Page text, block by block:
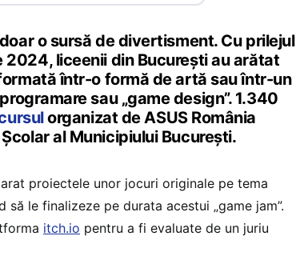
o sursă de divertisment. Cu prilejul
2024, liceenii din București au arătat
într-o formă de artă sau într-un
sau „game design”. 1.340
organizat de ASUS România
al Municipiului București.
proiectele unor jocuri originale pe tema
să le finalizeze pe durata acestui „game jam”.
itch.io pentru a fi evaluate de un juriu